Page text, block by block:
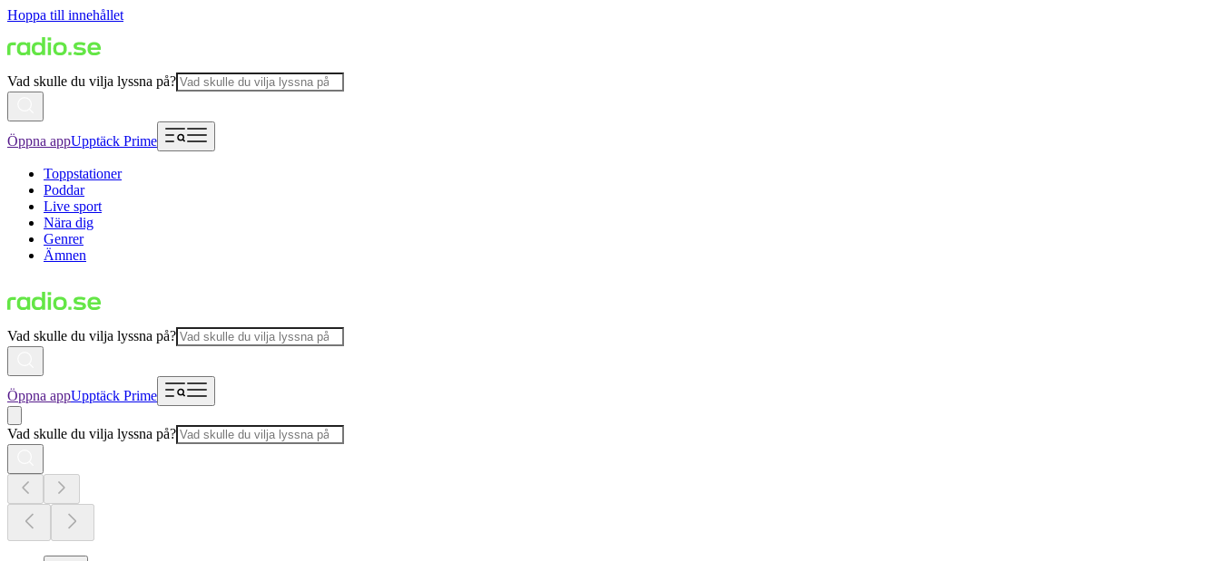
Hoppa till innehållet
Vad skulle du vilja lyssna på?
Öppna appUpptäck Prime
Toppstationer
Poddar
Live sport
Nära dig
Genrer
Ämnen
Vad skulle du vilja lyssna på?
Öppna appUpptäck Prime
Vad skulle du vilja lyssna på?